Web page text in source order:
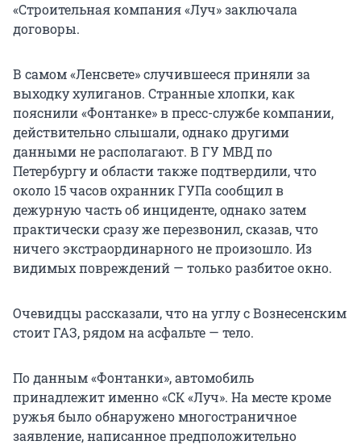
«Строительная компания «Луч» заключала
договоры.
В самом «Ленсвете» случившееся приняли за
выходку хулиганов. Странные хлопки, как
пояснили «Фонтанке» в пресс-службе компании,
действительно слышали, однако другими
данными не располагают. В ГУ МВД по
Петербургу и области также подтвердили, что
около 15 часов охранник ГУПа сообщил в
дежурную часть об инциденте, однако затем
практически сразу же перезвонил, сказав, что
ничего экстраординарного не произошло. Из
видимых повреждений — только разбитое окно.
Очевидцы рассказали, что на углу с Вознесенским
стоит ГАЗ, рядом на асфальте — тело.
По данным «Фонтанки», автомобиль
принадлежит именно «СК «Луч». На месте кроме
ружья было обнаружено многостраничное
заявление, написанное предположительно